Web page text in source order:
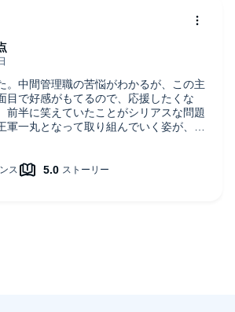
。中間管理職の苦悩がわかるが、この主
目で好感がもてるので、応援したくな
前半に笑えていたことがシリアスな問題
軍一丸となって取り組んでいく姿が、読
てくれた。最後の意外な結末もおもしろ
ことが伏線だったりして、偏見てものを
も思えた。今の時代だからできた傑作！